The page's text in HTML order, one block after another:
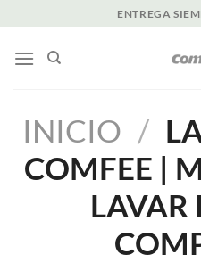
al
contenido
ENTREGA
INICIO /
COMFEE |
LAVAR